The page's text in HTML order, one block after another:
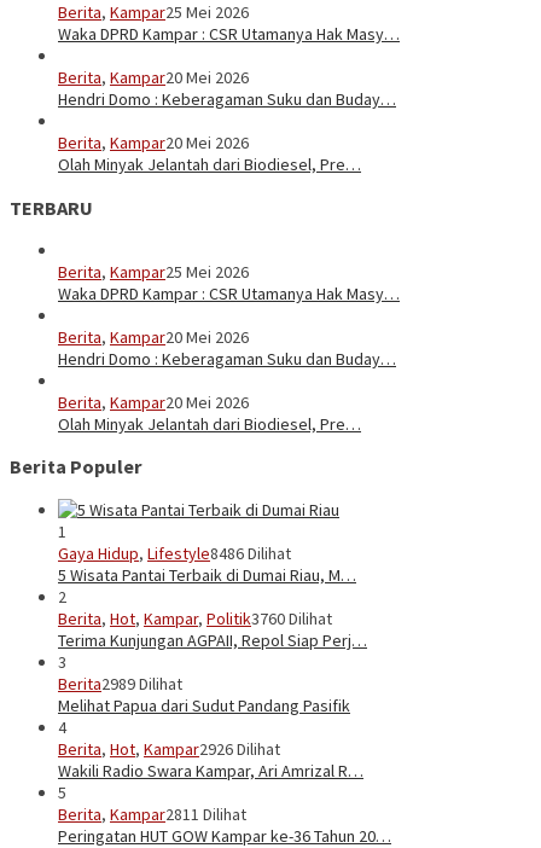
Berita, Kampar25 Mei 2026
Waka DPRD Kampar : CSR Utamanya Hak Masy…
Berita, Kampar20 Mei 2026
Hendri Domo : Keberagaman Suku dan Buday…
Berita, Kampar20 Mei 2026
Olah Minyak Jelantah dari Biodiesel, Pre…
TERBARU
Berita, Kampar25 Mei 2026
Waka DPRD Kampar : CSR Utamanya Hak Masy…
Berita, Kampar20 Mei 2026
Hendri Domo : Keberagaman Suku dan Buday…
Berita, Kampar20 Mei 2026
Olah Minyak Jelantah dari Biodiesel, Pre…
Berita Populer
1
Gaya Hidup, Lifestyle8486 Dilihat
5 Wisata Pantai Terbaik di Dumai Riau, M…
2
Berita, Hot, Kampar, Politik3760 Dilihat
Terima Kunjungan AGPAII, Repol Siap Perj…
3
Berita2989 Dilihat
Melihat Papua dari Sudut Pandang Pasifik
4
Berita, Hot, Kampar2926 Dilihat
Wakili Radio Swara Kampar, Ari Amrizal R…
5
Berita, Kampar2811 Dilihat
Peringatan HUT GOW Kampar ke-36 Tahun 20…